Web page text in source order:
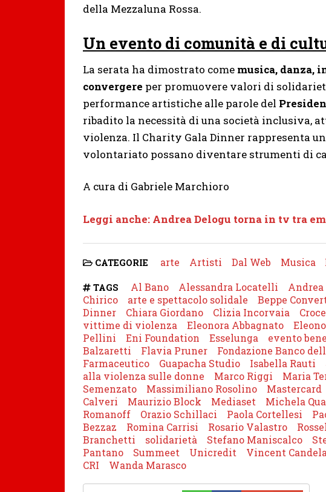
della Mezzaluna Rossa.
Un evento di comunità e di
La serata ha dimostrato come musica, danza,
convergere per promuovere valori di
performance artistiche alle parole del
ribadito la necessità di una società inclusiva,
violenza. Il Charity Gala Dinner rappresenta
volontariato possano diventare strumenti di
A cura di Gabriele Marchioro
Leggi anche: Andrea Delogu torna in tv tra
CATEGORIE arte Artisti Dal Web Musica
TAGS Al Bano Alessandra Locatelli
Chirico
arte e spettacolo solidale Beppe
Dinner
Chiara Giordano Clizia Incorvaia
vittime di violenza
Eleonora Abbagnato
Pellini
Eni Foundation Esselunga evento
Balzaretti
Flavia Pruner Fondazione Banco
Farmaceutico
Guapacha Studio Isabella Rauti
alla violenza sulle donne
Marco Riggi Maria
Semenzato
Massimiliano Rosolino Mastercard
Calveri
Maurizio Block Mediaset Michela
Romanoff
Orazio Schillaci Paola Cortellesi
Bezzaz
Romina Carrisi Rosario Valastro
Branchetti
solidarietà Stefano Maniscalco
Pantano
Summeet Unicredit Vincent
CRI
Wanda Marasco